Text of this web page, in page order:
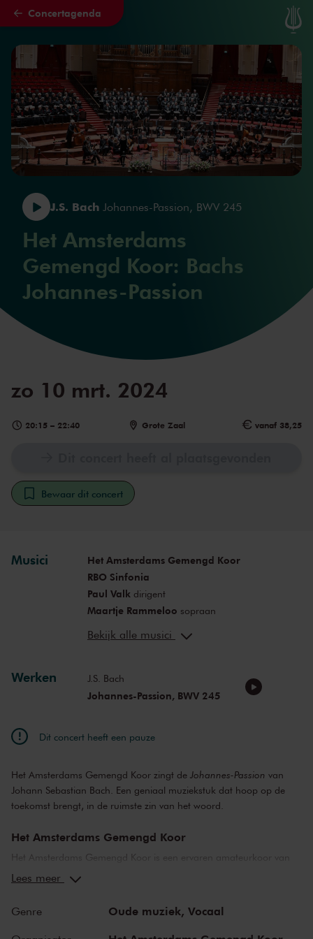
Naar hoofdcontent
Concertagenda
J.S. Bach Johannes-Passion, BWV 245
Het Amsterdams
Gemengd Koor: Bachs
Johannes-Passion
zo 10 mrt. 2024
20:15 – 22:40 Grote Zaal vanaf 38,25
Bewaar dit concert
Musici
Het Amsterdams Gemengd Koor
RBO Sinfonia
Paul Valk dirigent
Maartje Rammeloo sopraan
Dave ten Kate
Peter Vostenor
Rick Zwart
Willem de Vriesbariton
Gerrie Meijers
Bekijk alle musici
Werken J.S. Bach
Johannes-Passion, BWV 245
Dit concert heeft een pauze
Het Amsterdams Gemengd Koor zingt de Johannes-Passion van
Johann Sebastian Bach. Een geniaal muziekstuk dat hoop op de
toekomst brengt, in de ruimste zin van het woord.
Het Amsterdams Gemengd Koor
Het Amsterdams Gemengd Koor is een ervaren amateurkoor van
130 zangers en treedt twee tot drie keer per jaar op in Het
staan er ook vaak modernere werken op het repertoire, zoals
Jenkins, Britten, Rutter, Szymanowski en Vasks. Het Amsterdams
Lees meer
Genre Oude muziek, Vocaal